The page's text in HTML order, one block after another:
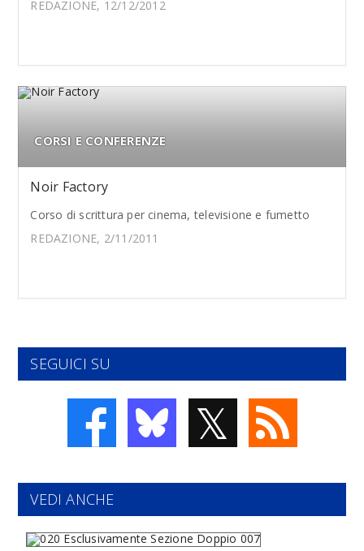
REDAZIONE, 12/12/2012
CORSI E CONFERENZE
Noir Factory
Corso di scrittura per cinema, televisione e fumetto
REDAZIONE, 2/11/2011
SEGUICI SU
𝕏
VEDI ANCHE